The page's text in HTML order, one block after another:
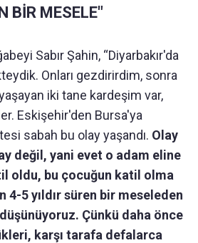
BİR MESELE"
Sabır Şahin, “Diyarbakır'da
Onları gezdirirdim, sonra
iki tane kardeşim var,
Eskişehir'den Bursa'ya
sabah bu olay yaşandı. Olay
değil, yani evet o adam eline
oldu, bu çocuğun katil olma
4-5 yıldır süren bir meseleden
Çünkü daha önce
karşı tarafa defalarca